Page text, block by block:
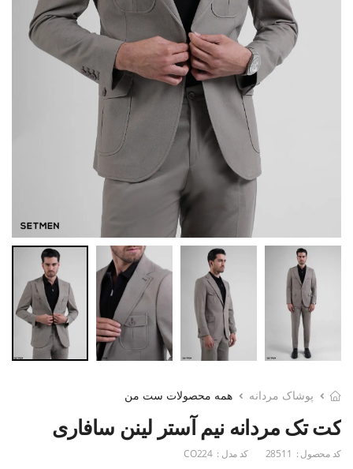
پوشاک مردانه همه محصولات ست من
کت تک مردانه نیم آستر لینن سافاری
کد محصول : 28511 کد مدل : CO224